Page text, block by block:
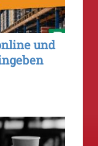
und